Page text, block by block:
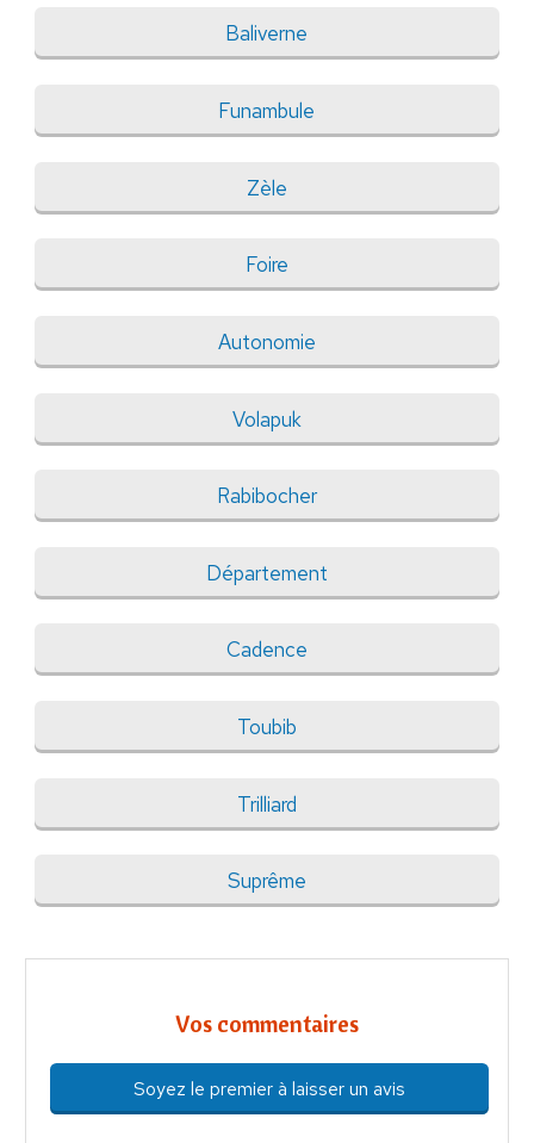
Baliverne
Funambule
Zèle
Foire
Autonomie
Volapuk
Rabibocher
Département
Cadence
Toubib
Trilliard
Suprême
Vos commentaires
Soyez le premier à laisser un avis